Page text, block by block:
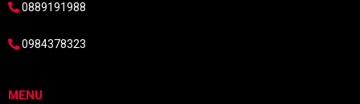
0889191988
0984378323
MENU